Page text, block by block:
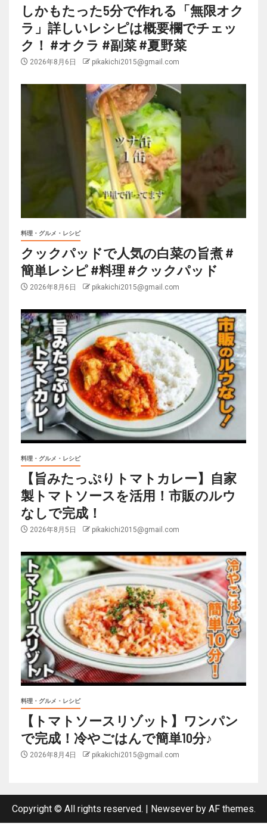
しかもたった5分で作れる「無限オク
ラ」詳しいレシピは概要欄でチェッ
ク！ #オクラ #副菜 #夏野菜
2026年8月6日 pikakichi2015@gmail.com
料理・グルメ・レシピ
クックパッドで人気の白菜の旨煮 #
簡単レシピ #料理 #クックパッド
2026年8月6日 pikakichi2015@gmail.com
料理・グルメ・レシピ
【旨みたっぷりトマトカレー】自家
製トマトソースを活用！市販のルウ
なしで完成！
2026年8月5日 pikakichi2015@gmail.com
料理・グルメ・レシピ
【トマトソースリゾット】ワンパン
で完成！冷やごはんで簡単10分♪
2026年8月4日 pikakichi2015@gmail.com
Copyright © All rights reserved. Newseverby AF themes.